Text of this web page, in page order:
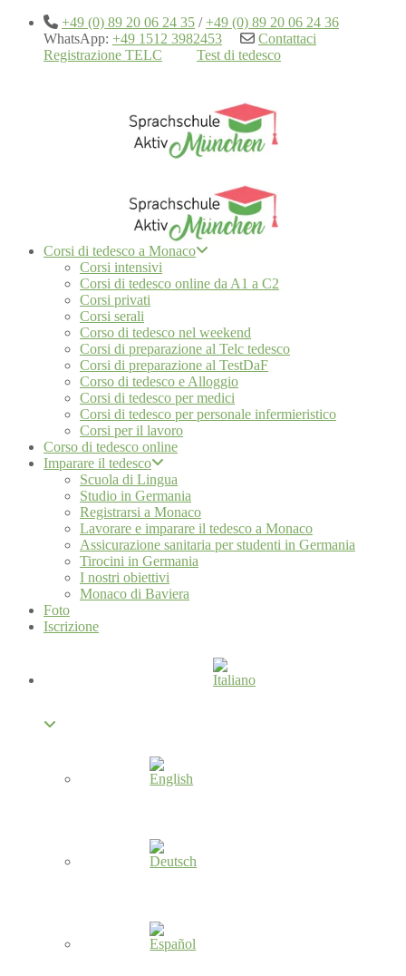
+49 (0) 89 20 06 24 35 /+49 (0) 89 20 06 24 36
WhatsApp: +49 1512 3982453
Contattaci
Registrazione TELC
Test di tedesco
Corsi di tedesco a Monaco
Corsi intensivi
Corsi di tedesco online da A1 a C2
Corsi privati
Corsi serali
Corso di tedesco nel weekend
Corsi di preparazione al Telc tedesco
Corsi di preparazione al TestDaF
Corso di tedesco e Alloggio
Corsi di tedesco per medici
Corsi di tedesco per personale infermieristico
Corsi per il lavoro
Corso di tedesco online
Imparare il tedesco
Scuola di Lingua
Studio in Germania
Registrarsi a Monaco
Lavorare e imparare il tedesco a Monaco
Assicurazione sanitaria per studenti in Germania
Tirocini in Germania
I nostri obiettivi
Monaco di Baviera
Foto
Iscrizione